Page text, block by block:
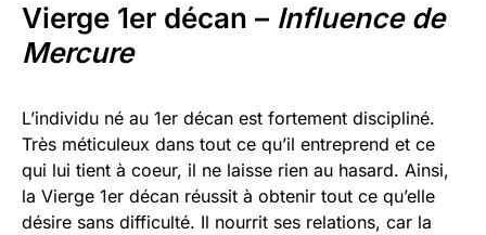
Vierge 1er décan – Influence de
Mercure
L’individu né au 1er décan est fortement discipliné.
Très méticuleux dans tout ce qu’il entreprend et ce
qui lui tient à coeur, il ne laisse rien au hasard. Ainsi,
la Vierge 1er décan réussit à obtenir tout ce qu’elle
désire sans difficulté. Il nourrit ses relations, car la